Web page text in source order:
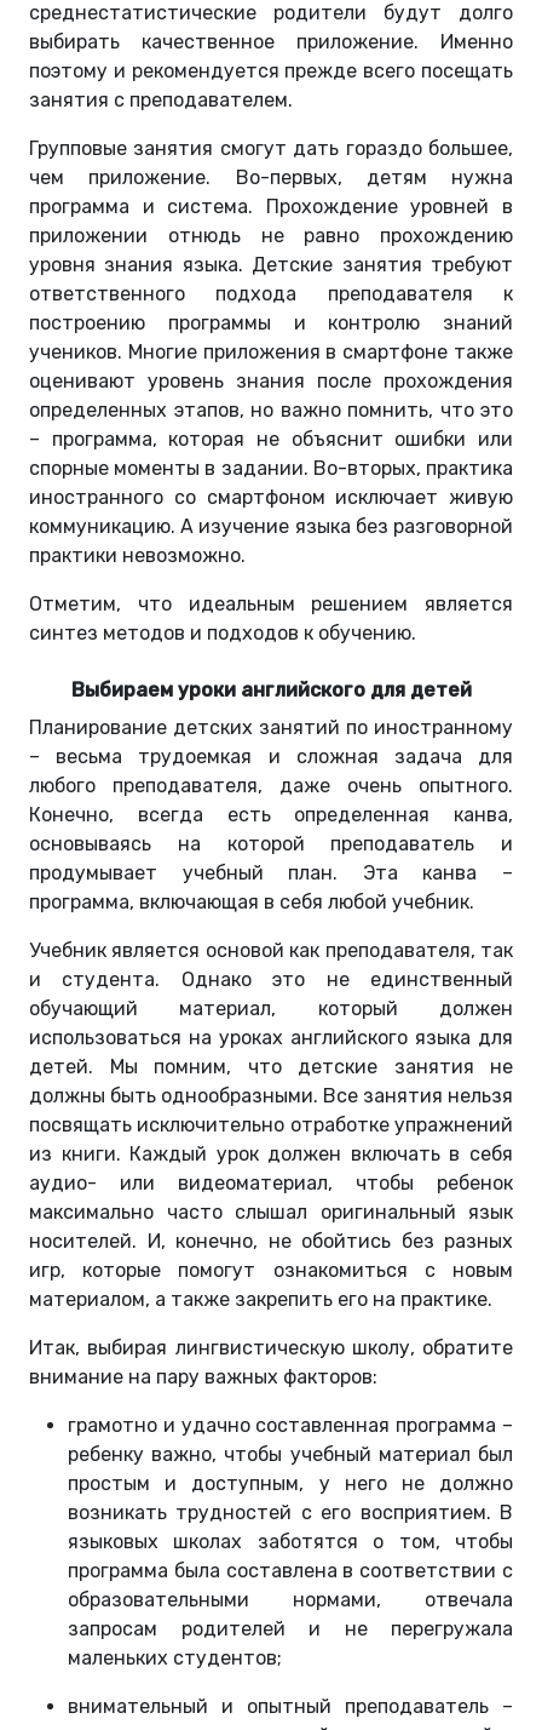
среднестатистические родители будут долго
выбирать качественное приложение. Именно
поэтому и рекомендуется прежде всего посещать
занятия с преподавателем.
Групповые занятия смогут дать гораздо большее,
чем приложение. Во-первых, детям нужна
программа и система. Прохождение уровней в
приложении отнюдь не равно прохождению
уровня знания языка. Детские занятия требуют
ответственного подхода преподавателя к
построению программы и контролю знаний
учеников. Многие приложения в смартфоне также
оценивают уровень знания после прохождения
определенных этапов, но важно помнить, что это
– программа, которая не объяснит ошибки или
спорные моменты в задании. Во-вторых, практика
иностранного со смартфоном исключает живую
коммуникацию. А изучение языка без разговорной
практики невозможно.
Отметим, что идеальным решением является
синтез методов и подходов к обучению.
Выбираем уроки английского для детей
Планирование детских занятий по иностранному
– весьма трудоемкая и сложная задача для
любого преподавателя, даже очень опытного.
Конечно, всегда есть определенная канва,
основываясь на которой преподаватель и
продумывает учебный план. Эта канва –
программа, включающая в себя любой учебник.
Учебник является основой как преподавателя, так
и студента. Однако это не единственный
обучающий материал, который должен
использоваться на уроках английского языка для
детей. Мы помним, что детские занятия не
должны быть однообразными. Все занятия нельзя
посвящать исключительно отработке упражнений
из книги. Каждый урок должен включать в себя
аудио- или видеоматериал, чтобы ребенок
максимально часто слышал оригинальный язык
носителей. И, конечно, не обойтись без разных
игр, которые помогут ознакомиться с новым
материалом, а также закрепить его на практике.
Итак, выбирая лингвистическую школу, обратите
внимание на пару важных факторов:
грамотно и удачно составленная программа –
ребенку важно, чтобы учебный материал был
простым и доступным, у него не должно
возникать трудностей с его восприятием. В
языковых школах заботятся о том, чтобы
программа была составлена в соответствии с
образовательными нормами, отвечала
запросам родителей и не перегружала
маленьких студентов;
внимательный и опытный преподаватель –